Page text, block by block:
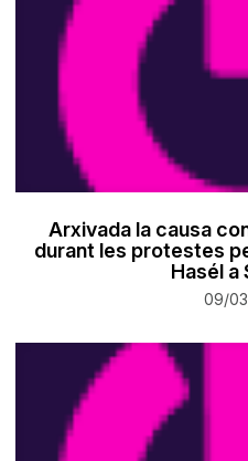
Arxivada la causa
durant les protestes
Hasél a
09/